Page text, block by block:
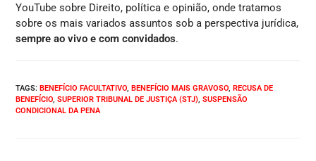
YouTube sobre Direito, política e opinião, onde tratamos
sobre os mais variados assuntos sob a perspectiva jurídica,
sempre ao vivo e com convidados.
TAGS:BENEFÍCIO FACULTATIVO, BENEFÍCIO MAIS GRAVOSO, RECUSA DE
BENEFÍCIO, SUPERIOR TRIBUNAL DE JUSTIÇA (STJ), SUSPENSÃO
CONDICIONAL DA PENA